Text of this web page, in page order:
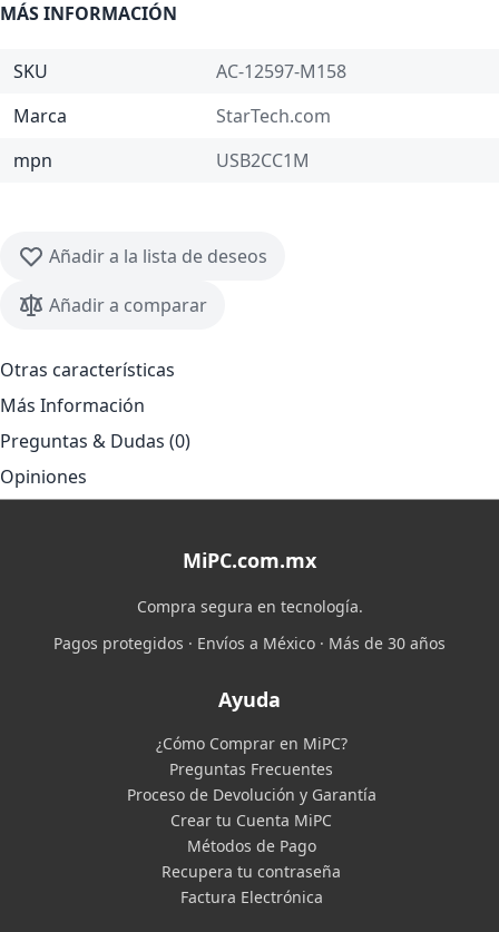
MÁS INFORMACIÓN
SKU
AC-12597-M158
Marca
StarTech.com
mpn
USB2CC1M
Añadir a la lista de deseos
Añadir a comparar
Otras características
Más Información
Preguntas & Dudas (0)
Opiniones
MiPC.com.mx
Compra segura en tecnología.
Pagos protegidos · Envíos a México · Más de 30 años
Ayuda
¿Cómo Comprar en MiPC?
Preguntas Frecuentes
Proceso de Devolución y Garantía
Crear tu Cuenta MiPC
Métodos de Pago
Recupera tu contraseña
Factura Electrónica